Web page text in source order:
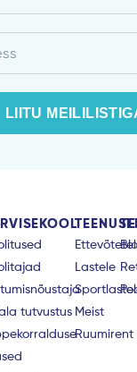
LIITU
tutvustus
Lastele
Meist
Ruumirent